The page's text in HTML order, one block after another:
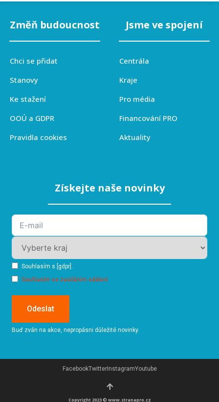
Změň budoucnost
Chci se přidat
Stanovy
Ke stažení
OOÚ a GDPR
Pravidla cookies
Jsme ve spojení
Centrála
Kraje
Pro média
Financování PRO
Aktuality
Získejte naše novinky
Souhlasím s [gdpr].
Souhlasím se zasíláním sdělení
Odeslat
Buď zván na akce, nepropásni důležité novinky.
Copyright 2023 © www.stranapro.cz
FacebookTwitterInstagramYoutube